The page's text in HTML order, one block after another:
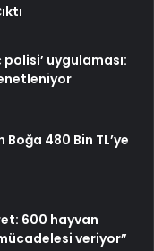
uygulaması:
480 Bin TL’ye
600 hayvan
veriyor”